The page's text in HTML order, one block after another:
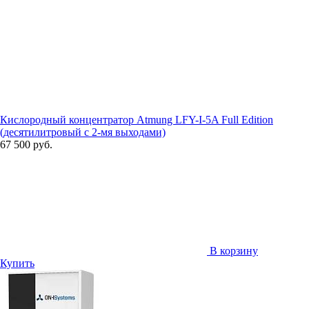
Кислородный концентратор Atmung LFY-I-5A Full Edition
(десятилитровый с 2-мя выходами)
67 500 руб.
В корзину
Купить